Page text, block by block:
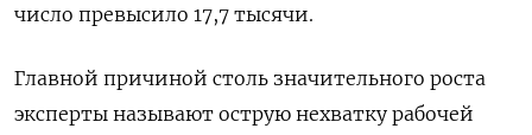
число превысило 17,7 тысячи.
Главной причиной столь значительного роста
эксперты называют острую нехватку рабочей